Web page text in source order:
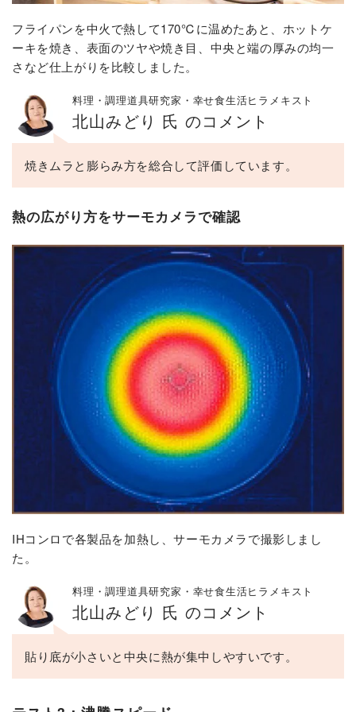
フライパンを中火で熱して170℃に温めたあと、ホットケ
ーキを焼き、表面のツヤや焼き目、中央と端の厚みの均一
さなど仕上がりを比較しました。
料理・調理道具研究家・幸せ食生活ヒラメキスト
北山みどり 氏 のコメント
焼きムラと膨らみ方を総合して評価しています。
熱の広がり方をサーモカメラで確認
IHコンロで各製品を加熱し、サーモカメラで撮影しまし
た。
料理・調理道具研究家・幸せ食生活ヒラメキスト
北山みどり 氏 のコメント
貼り底が小さいと中央に熱が集中しやすいです。